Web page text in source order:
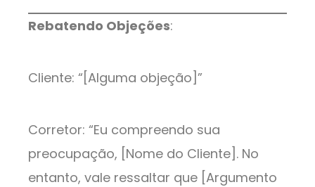
Rebatendo Objeções:
Cliente: “[Alguma objeção]”
Corretor: “Eu compreendo sua
preocupação, [Nome do Cliente]. No
entanto, vale ressaltar que [Argumento